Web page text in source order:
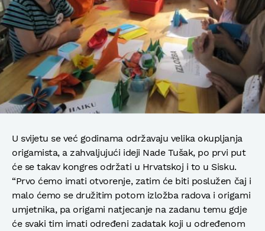
U svijetu se već godinama održavaju velika okupljanja
origamista, a zahvaljujući ideji Nade Tušak, po prvi put
će se takav kongres održati u Hrvatskoj i to u Sisku.
“Prvo ćemo imati otvorenje, zatim će biti poslužen čaj i
malo ćemo se družitim potom izložba radova i origami
umjetnika, pa origami natjecanje na zadanu temu gdje
će svaki tim imati određeni zadatak koji u određenom